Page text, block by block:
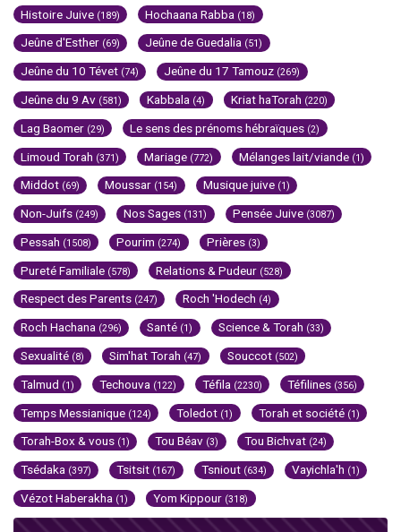
Histoire Juive (189) Hochaana Rabba (18)
Jeûne d'Esther (69) Jeûne de Guedalia (51)
Jeûne du 10 Tévet (74) Jeûne du 17 Tamouz (269)
Jeûne du 9 Av (581) Kabbala (4) Kriat haTorah (220)
Lag Baomer (29) Le sens des prénoms hébraïques (2)
Limoud Torah (371) Mariage (772) Mélanges lait/viande (1)
Middot (69) Moussar (154) Musique juive (1)
Non-Juifs (249) Nos Sages (131) Pensée Juive (3087)
Pessah (1508) Pourim (274) Prières (3)
Pureté Familiale (578) Relations & Pudeur (528)
Respect des Parents (247) Roch 'Hodech (4)
Roch Hachana (296) Santé (1) Science & Torah (33)
Sexualité (8) Sim'hat Torah (47) Souccot (502)
Talmud (1) Techouva (122) Téfila (2230) Téfilines (356)
Temps Messianique (124) Toledot (1) Torah et société (1)
Torah-Box & vous (1) Tou Béav (3) Tou Bichvat (24)
Tsédaka (397) Tsitsit (167) Tsniout (634) Vayichla'h (1)
Vézot Haberakha (1) Yom Kippour (318)